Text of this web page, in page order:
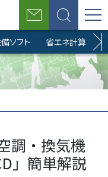
お
問
合
わ
せ
検
索
ソフト 省エネ計算ソフト
調・換気機
」簡単解説